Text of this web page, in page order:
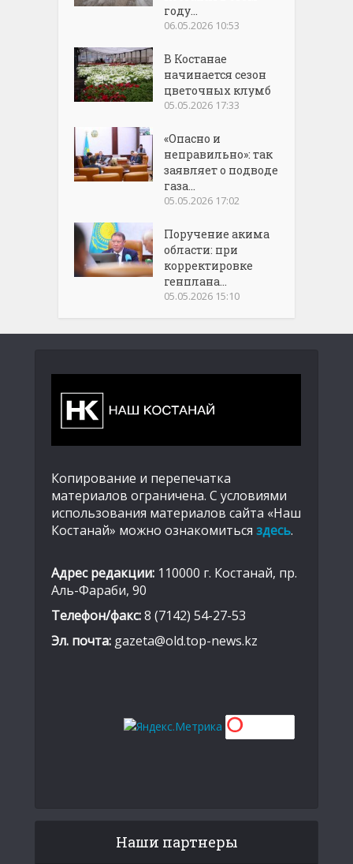
году...
06.05.2026 10:53
В Костанае
начинается сезон
цветочных клумб
05.05.2026 17:33
«Опасно и
неправильно»: так
заявляет о подводе
газа...
05.05.2026 17:02
Поручение акима
области: при
корректировке
генплана...
05.05.2026 15:10
Копирование и перепечатка
материалов ограничена. С условиями
использования материалов сайта «Наш
Костанай» можно ознакомиться здесь.
Адрес редакции: 110000 г. Костанай, пр.
Аль-Фараби, 90
Телефон/факс:8 (7142) 54-27-53
Эл. почта: gazeta@old.top-news.kz
Наши партнеры